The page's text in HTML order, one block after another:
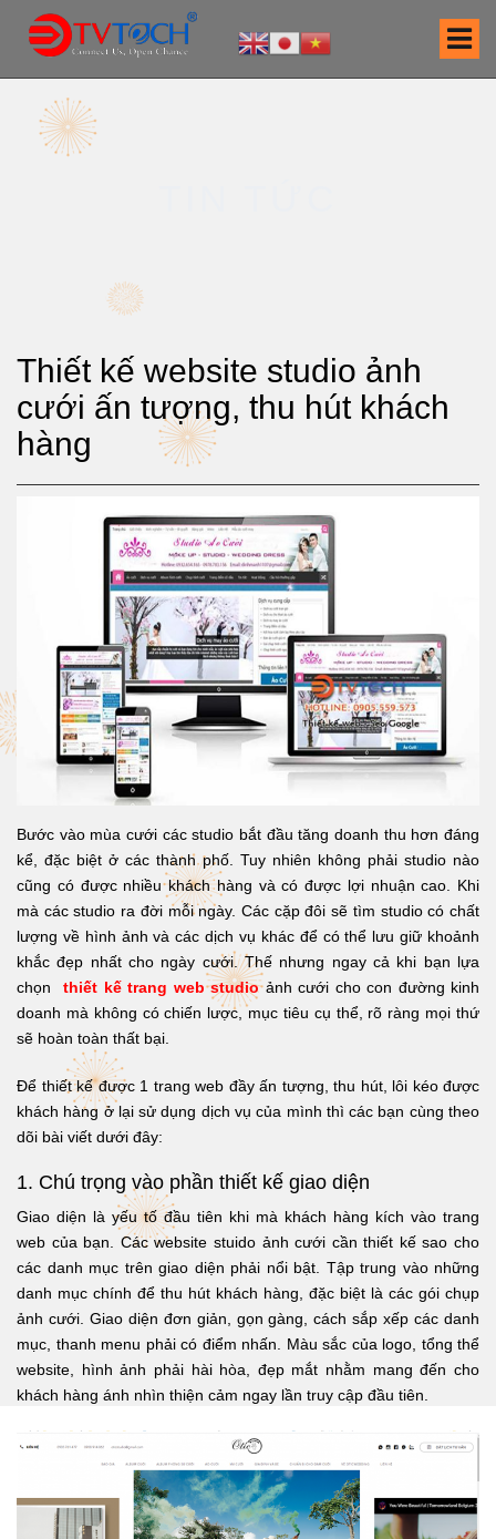
Thiết kế website studio ảnh
cưới ấn tượng, thu hút khách
hàng
Bước vào mùa cưới các studio bắt đầu tăng doanh thu hơn đáng
kể, đặc biệt ở các thành phố. Tuy nhiên không phải studio nào
cũng có được nhiều khách hàng và có được lợi nhuận cao. Khi
mà các studio ra đời mỗi ngày. Các cặp đôi sẽ tìm studio có chất
lượng về hình ảnh và các dịch vụ khác để có thể lưu giữ khoảnh
khắc đẹp nhất cho ngày cưới. Thế nhưng ngay cả khi bạn lựa
chọn thiết kế trang web studioảnh cưới cho con đường kinh
doanh mà không có chiến lược, mục tiêu cụ thể, rõ ràng mọi thứ
sẽ hoàn toàn thất bại.
Để thiết kế được 1 trang web đầy ấn tượng, thu hút, lôi kéo được
khách hàng ở lại sử dụng dịch vụ của mình thì các bạn cùng theo
dõi bài viết dưới đây:
1. Chú trọng vào phần thiết kế giao diện
Giao diện là yếu tố đầu tiên khi mà khách hàng kích vào trang
web của bạn. Các website stuido ảnh cưới cần thiết kế sao cho
các danh mục trên giao diện phải nổi bật. Tập trung vào những
danh mục chính để thu hút khách hàng, đặc biệt là các gói chụp
ảnh cưới. Giao diện đơn giản, gọn gàng, cách sắp xếp các danh
mục, thanh menu phải có điểm nhấn. Màu sắc của logo, tổng thể
website, hình ảnh phải hài hòa, đẹp mắt nhằm mang đến cho
khách hàng ánh nhìn thiện cảm ngay lần truy cập đầu tiên.